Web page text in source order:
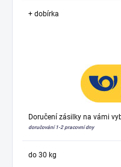
+ dobírka
Doručení zásilky na vámi
doručování 1-2 pracovní dny
do 30 kg